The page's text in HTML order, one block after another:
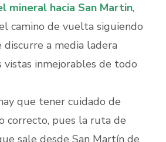
mineral hacia San Martin,
camino de vuelta siguiendo
discurre a media ladera
vistas inmejorables de todo
que tener cuidado de
correcto, pues la ruta de
sale desde San Martín de